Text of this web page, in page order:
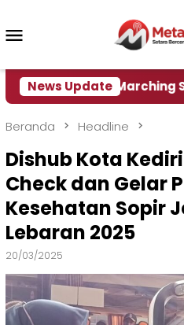
konten
News Update
World Marching Sport
Beranda Headline
Dishub Kota
Check dan Gelar
Kesehatan Sopir
Lebaran 2025
20/03/2025